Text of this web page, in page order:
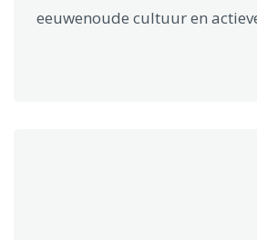
eeuwenoude cultuur en